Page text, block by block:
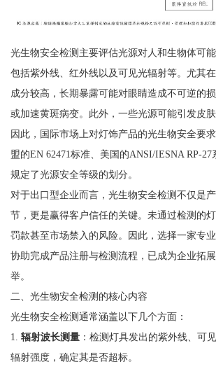
光生物安全检测主要评估光源对人和生物体可
包括紫外线、红外线以及可见光辐射等。尤其
成分较高，长期暴露可能对眼睛造成不可逆的
或加速黄斑病变。此外，一些光源可能引发皮肤
因此，国际市场上对灯饰产品的光生物安全要
盟的EN 62471标准、美国的ANSI/IESNA RP-
规定了光源安全等级的划分。
对于出口型企业而言，光生物安全检测不仅是
节，更是赢得客户信任的关键。未通过检测的灯
罚款甚至市场禁入的风险。因此，选择一家专
协助完成产品注册与检测流程，已成为企业拓
举。
二、光生物安全检测的核心内容
光生物安全检测通常涵盖以下几个方面：
1. 辐射波长测量：检测灯具发出的紫外线、可
辐射强度，确定其是否超标。